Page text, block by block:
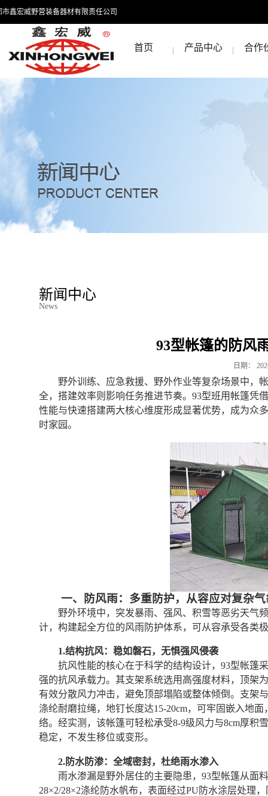
市鑫宏威野营装备器材有限责任公司
首页 产品中心 合作
新闻中心
News
93型帐篷的防风
日期：
野外训练、应急救援、野外作业等复杂场景中，
全，搭建效率则影响任务推进节奏。93型班用帐篷凭
性能与快速搭建两大核心维度形成显著优势，成为众
时家园。
一、防风雨：多重防护，从容应对复杂
野外环境中，突发暴雨、强风、积雪等恶劣天气
计，构建起全方位的风雨防护体系，可从容承受各类
1.结构抗风：稳如磐石，无惧强风侵袭
抗风性能的核心在于科学的结构设计，93型帐篷
强的抗风承载力。其支架系统选用高强度材料，顶架
有效分散风力冲击，避免顶部塌陷或整体倾倒。支架
涤纶耐磨拉绳，地钉长度达15-20cm，可牢固嵌入地
络。经实测，该帐篷可轻松承受8-9级风力与8cm厚积
稳定，不发生移位或变形。
2.防水防渗：全域密封，杜绝雨水渗入
雨水渗漏是野外居住的主要隐患，93型帐篷从面
28×2/28×2涤纶防水帆布，表面经过PU防水涂层处理